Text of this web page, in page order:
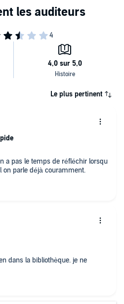
des explications claires et des
attirant l'attention sur des
temps;
les formes rencontrées dans
phrases suivant les instructions du
le texte intégral du cours :
contrôle avec les réponses ainsi
traduction de toutes les règles de
difficiles en français.
document annexe se trouvant dans
(P)2018 DIM Nauka i Multimedia
Le plus pertinent
a pas le temps de réfléchir lorsqu
on parle déjà couramment.
la bibliothèque. je ne